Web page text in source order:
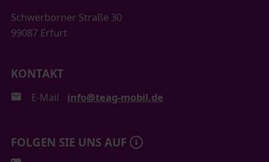
Schwerborner Straße 30
99087 Erfurt
KONTAKT
E-Mail info@teag-mobil.de
FOLGEN SIE UNS AUF